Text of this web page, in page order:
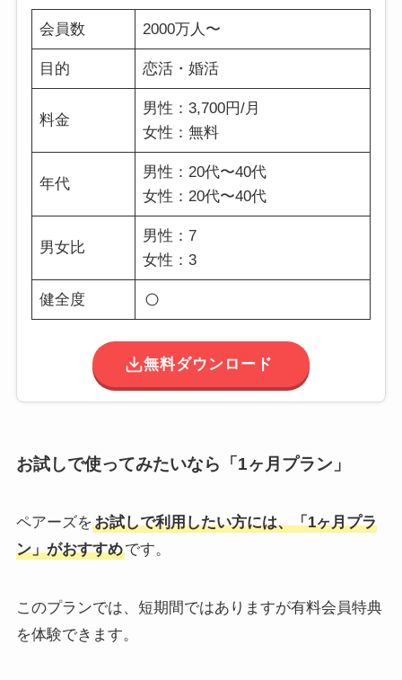
会員数 2000万人〜
目的 恋活・婚活
料金
男性：3,700円/月
女性：無料
年代
男性：20代〜40代
女性：20代〜40代
男女比
男性：7
女性：3
健全度
無料ダウンロード
お試しで使ってみたいなら「1ヶ月プラン」
ペアーズをお試しで利用したい方には、「1ヶ月プラ
ン」がおすすめです。
このプランでは、短期間ではありますが有料会員特典
を体験できます。